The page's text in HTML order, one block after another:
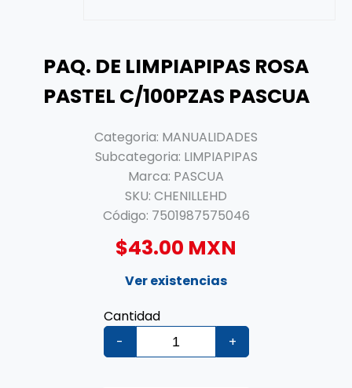
PAQ. DE LIMPIAPIPAS ROSA
PASTEL C/100PZAS PASCUA
Categoria: MANUALIDADES
Subcategoria: LIMPIAPIPAS
Marca: PASCUA
SKU: CHENILLEHD
Código: 7501987575046
$43.00 MXN
Ver existencias
Cantidad
-
+